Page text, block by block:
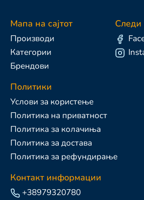
Мапа на сајтот
Производи
Категории
Брендови
Политики
Услови за користење
Политика на приватност
Политика за колачиња
Политика за достава
Политика за рефундирање
Контакт информации
+38979320780
Следи